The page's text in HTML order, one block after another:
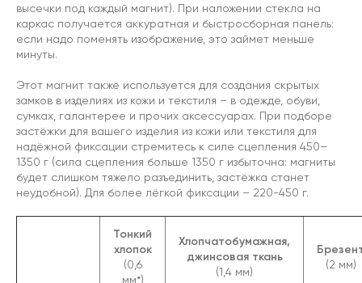
высечки под каждый магнит). При наложении стекла на
каркас получается аккуратная и быстросборная панель:
если надо поменять изображение, это займет меньше
минуты.
Этот магнит также используется для создания скрытых
замков в изделиях из кожи и текстиля – в одежде, обуви,
сумках, галантерее и прочих аксессуарах. При подборе
застёжки для вашего изделия из кожи или текстиля для
надёжной фиксации стремитесь к силе сцепления 450–
1350 г (сила сцепления больше 1350 г избыточна: магниты
будет слишком тяжело разъединить, застёжка станет
неудобной). Для более лёгкой фиксации – 220-450 г.
Тонкий
хлопок
(0,6
мм*)
Хлопчатобумажная,
джинсовая ткань
(1,4 мм)
(2 мм)